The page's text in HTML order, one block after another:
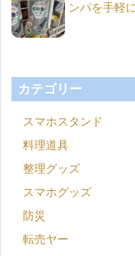
ンパを手軽
カテゴリー
スマホスタンド
料理道具
整理グッズ
スマホグッズ
防災
転売ヤー